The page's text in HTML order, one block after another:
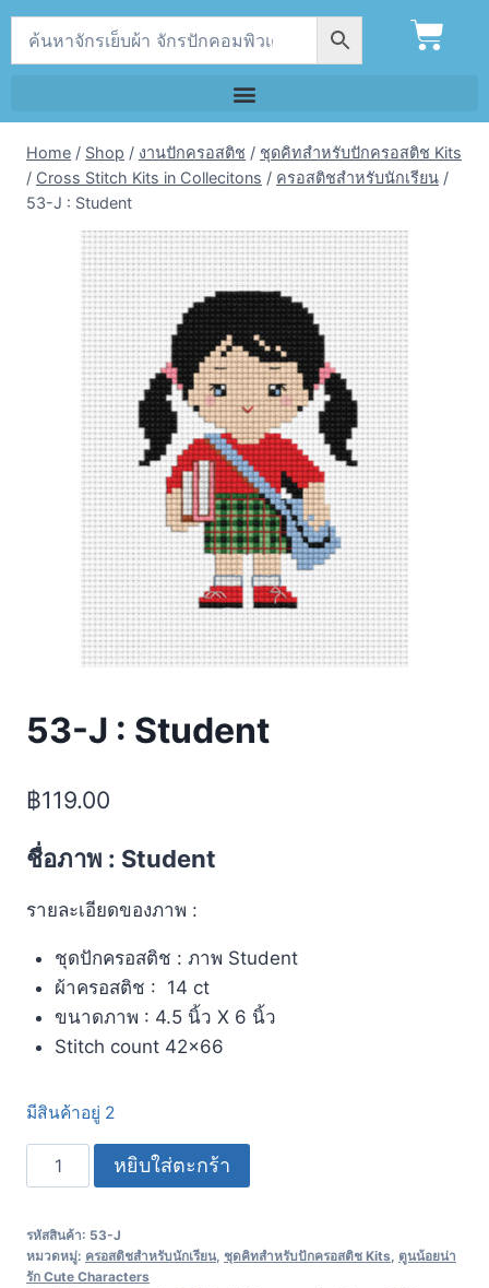
Home / Shop / งานปักครอสติช / ชุดคิทสำหรับปักครอสติช Kits
/ Cross Stitch Kits in Collecitons / ครอสติชสำหรับนักเรียน /
53-J : Student
53-J : Student
฿119.00
ชื่อภาพ : Student
รายละเอียดของภาพ :
ชุดปักครอสติช : ภาพ Student
ผ้าครอสติช : 14 ct
ขนาดภาพ : 4.5 นิ้ว X 6 นิ้ว
Stitch count 42×66
มีสินค้าอยู่ 2
หยิบใส่ตะกร้า
รหัสสินค้า: 53-J
หมวดหมู่: ครอสติชสำหรับนักเรียน, ชุดคิทสำหรับปักครอสติช Kits ตูนน้อยน่า
รัก Cute Characters